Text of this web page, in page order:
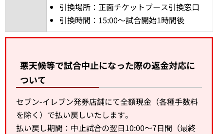
引換場所：正面チケットブース引換窓口
引換時間：15:00～試合開始1時間後
悪天候等で試合中止になった際の返金対応に
ついて
セブン-イレブン発券店舗にて全額現金（各種手数料
を除く）で払い戻しいたします。
払い戻し期間：中止試合の翌日10:00～7日間（最終